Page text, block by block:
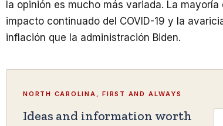
la opinión es mucho más variada. La
impacto continuado del COVID-19 y la
inflación que la administración Biden.
NORTH CAROLINA, FIRST AND ALWAYS
Ideas and information worth